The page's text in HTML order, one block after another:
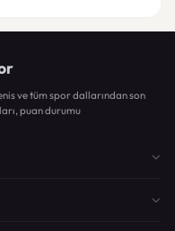
ve tüm spor dallarından son
puan durumu